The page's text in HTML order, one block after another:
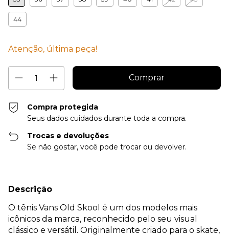
44
Atenção, última peça!
Compra protegida
Seus dados cuidados durante toda a compra.
Trocas e devoluções
Se não gostar, você pode trocar ou devolver.
Descrição
O tênis Vans Old Skool é um dos modelos mais
icônicos da marca, reconhecido pelo seu visual
clássico e versátil. Originalmente criado para o skate,